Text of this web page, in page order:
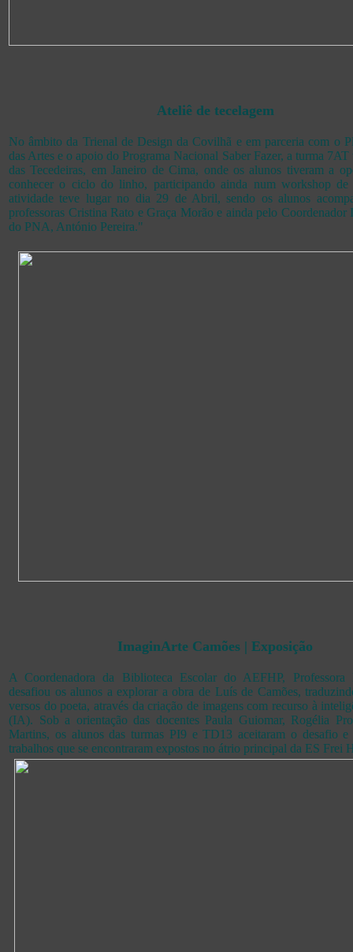
Ateliê de tecelagem
No âmbito da Trienal de Design da Covilhã e em parceria com o
das Artes e o apoio do Programa Nacional Saber Fazer, a turma 7AT
das Tecedeiras, em Janeiro de Cima, onde os alunos tiveram a
conhecer o ciclo do linho, participando ainda num workshop de
atividade teve lugar no dia 29 de Abril, sendo os alunos
professoras Cristina Rato e Graça Morão e ainda pelo Coordenador
do PNA, António Pereira."
ImaginArte Camões | Exposição
A Coordenadora da Biblioteca Escolar do AEFHP, Professora
desafiou os alunos a explorar a obra de Luís de Camões,
versos do poeta, através da criação de imagens com recurso à
(IA). Sob a orientação das docentes Paula Guiomar, Rogélia
Martins, os alunos das turmas PI9 e TD13 aceitaram o desafio e
trabalhos que se encontraram expostos no átrio principal da ES Frei